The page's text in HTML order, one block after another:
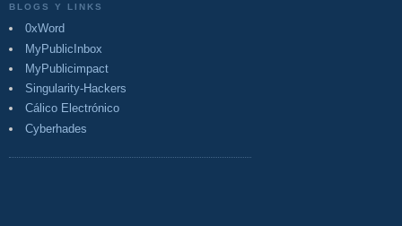
BLOGS Y LINKS
0xWord
MyPublicInbox
MyPublicimpact
Singularity-Hackers
Cálico Electrónico
Cyberhades